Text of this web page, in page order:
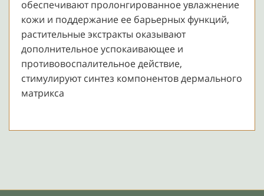
обеспечивают пролонгированное увлажнение
кожи и поддержание ее барьерных функций,
растительные экстракты оказывают
дополнительное успокаивающее и
противовоспалительное действие,
стимулируют синтез компонентов дермального
матрикса